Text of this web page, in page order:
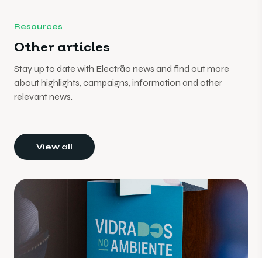
Resources
Other articles
Stay up to date with Electrão news and find out more
about highlights, campaigns, information and other
relevant news.
View all